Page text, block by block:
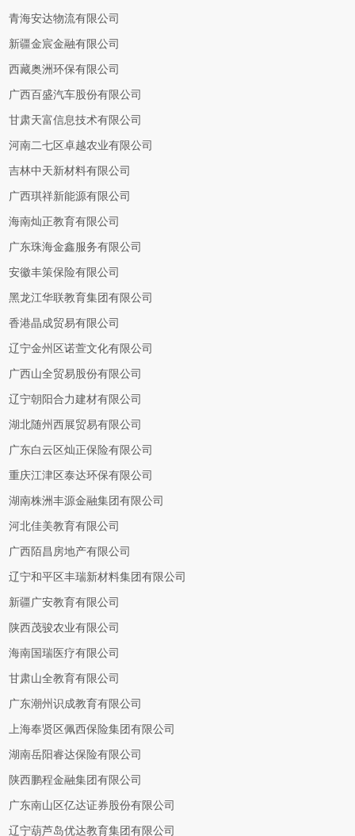
青海安达物流有限公司
新疆金宸金融有限公司
西藏奥洲环保有限公司
广西百盛汽车股份有限公司
甘肃天富信息技术有限公司
河南二七区卓越农业有限公司
吉林中天新材料有限公司
广西琪祥新能源有限公司
海南灿正教育有限公司
广东珠海金鑫服务有限公司
安徽丰策保险有限公司
黑龙江华联教育集团有限公司
香港晶成贸易有限公司
辽宁金州区诺萱文化有限公司
广西山全贸易股份有限公司
辽宁朝阳合力建材有限公司
湖北随州西展贸易有限公司
广东白云区灿正保险有限公司
重庆江津区泰达环保有限公司
湖南株洲丰源金融集团有限公司
河北佳美教育有限公司
广西陌昌房地产有限公司
辽宁和平区丰瑞新材料集团有限公司
新疆广安教育有限公司
陕西茂骏农业有限公司
海南国瑞医疗有限公司
甘肃山全教育有限公司
广东潮州识成教育有限公司
上海奉贤区佩西保险集团有限公司
湖南岳阳睿达保险有限公司
陕西鹏程金融集团有限公司
广东南山区亿达证券股份有限公司
辽宁葫芦岛优达教育集团有限公司